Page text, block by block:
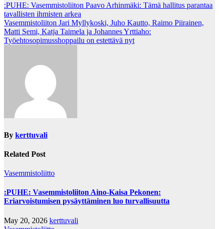
Post
navigation
:PUHE: Vasemmistoliiton Paavo Arhinmäki: Tämä hallitus parantaa
tavallisten ihmisten arkea
Vasemmistoliiton Jari Myllykoski, Juho Kautto, Raimo Piirainen,
Matti Semi, Katja Taimela ja Johannes Yrttiaho:
Työehtosopimusshoppailu on estettävä nyt
By kerttuvali
Related Post
Vasemmistoliitto
:PUHE: Vasemmistoliiton Aino-Kaisa Pekonen:
Eriarvoistumisen pysäyttäminen luo turvallisuutta
May 20, 2026 kerttuvali